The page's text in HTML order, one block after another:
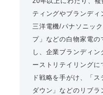
ティングやブランディ
三洋電機/パナソニッ
プ」などの白物家電の
し、企業ブランディ
ーストリテイリング
ド戦略を手がけ、「
ダウン」などのリブ